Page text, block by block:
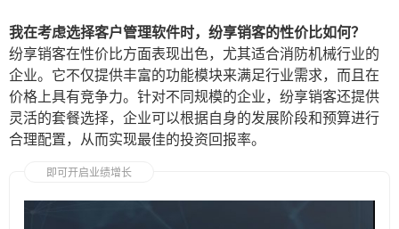
我在考虑选择客户管理软件时，纷享销客的性价比如何？
纷享销客在性价比方面表现出色，尤其适合消防机械行业的
企业。它不仅提供丰富的功能模块来满足行业需求，而且在
价格上具有竞争力。针对不同规模的企业，纷享销客还提供
灵活的套餐选择，企业可以根据自身的发展阶段和预算进行
合理配置，从而实现最佳的投资回报率。
即可开启业绩增长